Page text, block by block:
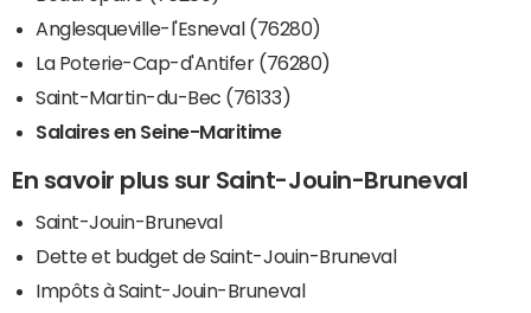
Anglesqueville-l'Esneval (76280)
La Poterie-Cap-d'Antifer (76280)
Saint-Martin-du-Bec (76133)
Salaires en Seine-Maritime
En savoir plus sur Saint-Jouin-Bruneval
Saint-Jouin-Bruneval
Dette et budget de Saint-Jouin-Bruneval
Impôts à Saint-Jouin-Bruneval